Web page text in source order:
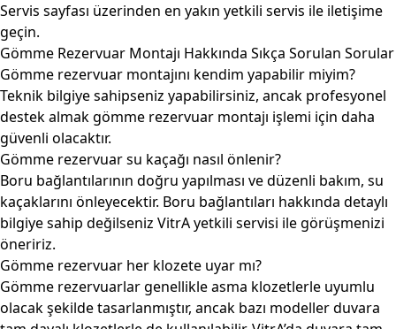
Servis sayfası üzerinden en yakın yetkili servis ile iletişime
geçin.
Gömme Rezervuar Montajı Hakkında Sıkça Sorulan Sorular
Gömme rezervuar montajını kendim yapabilir miyim?
Teknik bilgiye sahipseniz yapabilirsiniz, ancak profesyonel
destek almak gömme rezervuar montajı işlemi için daha
güvenli olacaktır.
Gömme rezervuar su kaçağı nasıl önlenir?
Boru bağlantılarının doğru yapılması ve düzenli bakım, su
kaçaklarını önleyecektir. Boru bağlantıları hakkında detaylı
bilgiye sahip değilseniz VitrA yetkili servisi ile görüşmenizi
öneririz.
Gömme rezervuar her klozete uyar mı?
Gömme rezervuarlar genellikle asma klozetlerle uyumlu
olacak şekilde tasarlanmıştır, ancak bazı modeller duvara